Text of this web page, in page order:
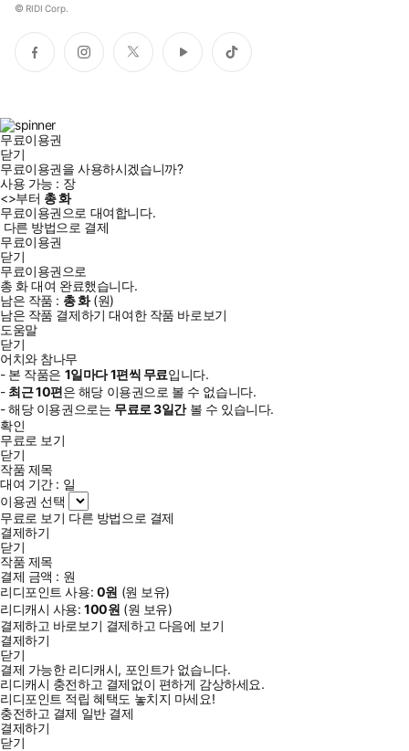
© RIDI Corp.
페
이
인
스
트
위
유
튜
틱
톡
무료이용권
닫기
무료이용권을 사용하시겠습니까?
사용 가능 : 장
<>부터 총화
무료이용권으로 대여합니다.
다른 방법으로 결제
무료이용권
닫기
무료이용권으로
총 화대여 완료했습니다.
남은 작품 : 총화(원)
남은 작품 결제하기 대여한 작품 바로보기
도움말
닫기
어치와 참나무
- 본 작품은 1일마다1편씩 무료입니다.
- 최근10편은 해당 이용권으로 볼 수 없습니다.
- 해당 이용권으로는 무료로3일간볼 수 있습니다.
확인
무료로 보기
닫기
작품 제목
대여 기간 : 일
이용권 선택
무료로 보기 다른 방법으로 결제
결제하기
닫기
작품 제목
결제 금액 : 원
리디포인트 사용: 0원 (원 보유)
리디캐시 사용:100원 (원 보유)
결제하고 바로보기 결제하고 다음에 보기
결제하기
닫기
결제 가능한 리디캐시, 포인트가 없습니다.
리디캐시 충전하고 결제없이 편하게 감상하세요.
리디포인트 적립 혜택도 놓치지 마세요!
충전하고 결제 일반 결제
결제하기
닫기